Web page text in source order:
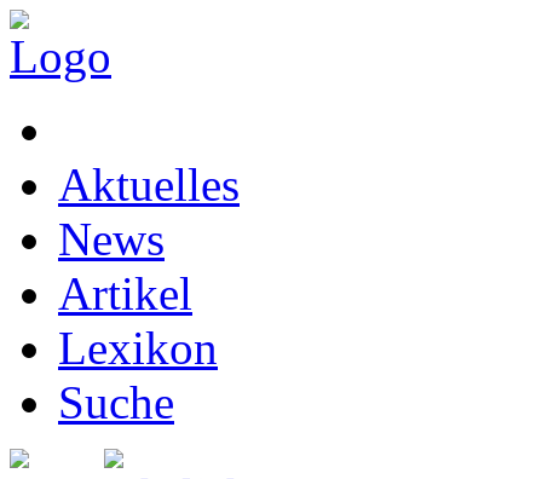
Aktuelles
News
Artikel
Lexikon
Suche